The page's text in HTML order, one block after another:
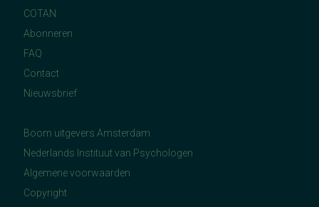
COTAN
Abonneren
FAQ
Contact
Nieuwsbrief
Boom uitgevers Amsterdam
Nederlands Instituut van Psychologen
Algemene voorwaarden
Copyright